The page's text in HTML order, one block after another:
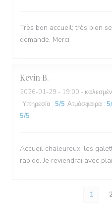
Très bon accueil; très bien
demande. Merci
Kevin B
2026-01-29 - 19:00 -
Υπηρεσία : 5/5 Ατμόσφαιρα : 5
5/5
Accueil chaleureux, les
rapide. Je reviendrai avec
1